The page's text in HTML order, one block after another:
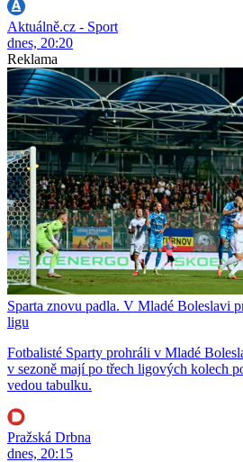
Aktuálně.cz - Sport
dnes, 20:20
Reklama
Sparta znovu padla. V Mladé Boleslavi
ligu
Fotbalisté Sparty prohráli v Mladé
v sezoně mají po třech ligových kolech
vedou tabulku.
Pražská Drbna
dnes, 20:15